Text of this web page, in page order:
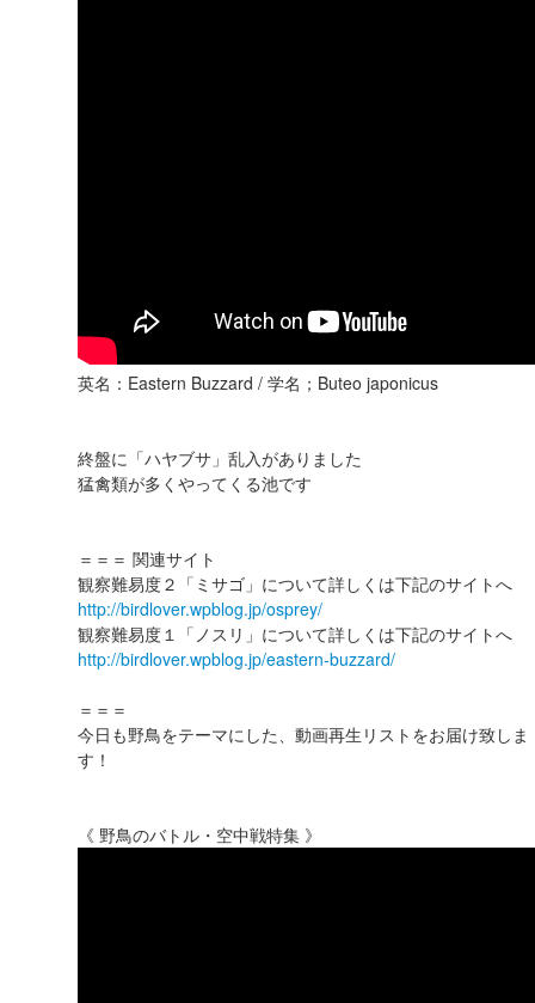
英名：Eastern Buzzard / 学名；Buteo japonicus
終盤に「ハヤブサ」乱入がありました
猛禽類が多くやってくる池です
＝＝＝ 関連サイト
観察難易度２「ミサゴ」について詳しくは下記のサイトへ
http://birdlover.wpblog.jp/osprey/
観察難易度１「ノスリ」について詳しくは下記のサイトへ
http://birdlover.wpblog.jp/eastern-buzzard/
＝＝＝
今日も野鳥をテーマにした、動画再生リストをお届け致しま
す！
《 野鳥のバトル・空中戦特集 》